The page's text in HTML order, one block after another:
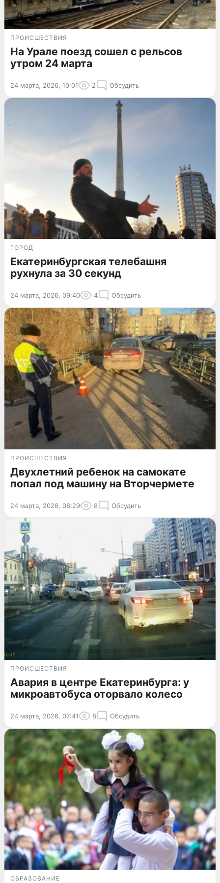
ПРОИСШЕСТВИЯ
На Урале поезд сошел с рельсов
утром 24 марта
24 марта, 2026, 10:01 2 Обсудить
ГОРОД
Екатеринбургская телебашня
рухнула за 30 секунд
24 марта, 2026, 09:40 4 Обсудить
ПРОИСШЕСТВИЯ
Двухлетний ребенок на самокате
попал под машину на Вторчермете
24 марта, 2026, 08:29 8 Обсудить
ПРОИСШЕСТВИЯ
Авария в центре Екатеринбурга: у
микроавтобуса оторвало колесо
24 марта, 2026, 07:41 8 Обсудить
ОБРАЗОВАНИЕ